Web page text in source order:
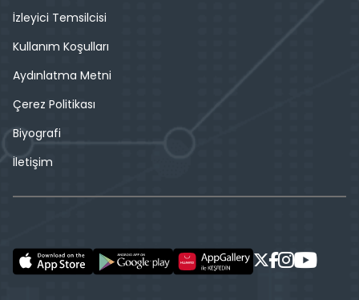
İzleyici Temsilcisi
Kullanım Koşulları
Aydınlatma Metni
Çerez Politikası
Biyografi
İletişim